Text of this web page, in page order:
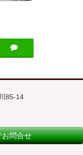
85-14
問合せ